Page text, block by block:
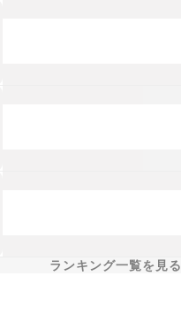
ランキング一覧を見る